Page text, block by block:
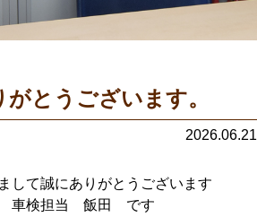
とうございます。
2026.06.21
して誠にありがとうございます
車検担当 飯田 です